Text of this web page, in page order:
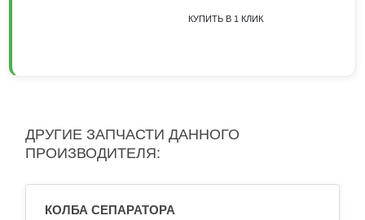
КУПИТЬ В 1 КЛИК
ДРУГИЕ ЗАПЧАСТИ ДАННОГО
ПРОИЗВОДИТЕЛЯ:
КОЛБА СЕПАРАТОРА